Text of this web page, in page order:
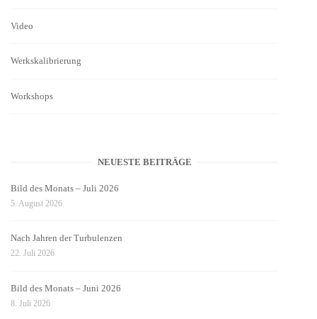
Video
Werkskalibrierung
Workshops
NEUESTE BEITRÄGE
Bild des Monats – Juli 2026
5. August 2026
Nach Jahren der Turbulenzen
22. Juli 2026
Bild des Monats – Juni 2026
8. Juli 2026